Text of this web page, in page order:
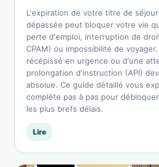
L'expiration de votre titre de
dépassée peut bloquer votre vie
perte d'emploi, interruption de
CPAM) ou impossibilité de
récépissé en urgence ou d'une
prolongation d'instruction (API)
absolue. Ce guide détaillé vous
complète pas à pas pour
les plus brefs délais.
Lire